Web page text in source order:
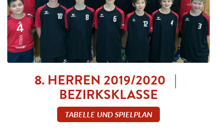
8. HERREN 2019/2020 |
BEZIRKSKLASSE
TABELLE UND SPIELPLAN